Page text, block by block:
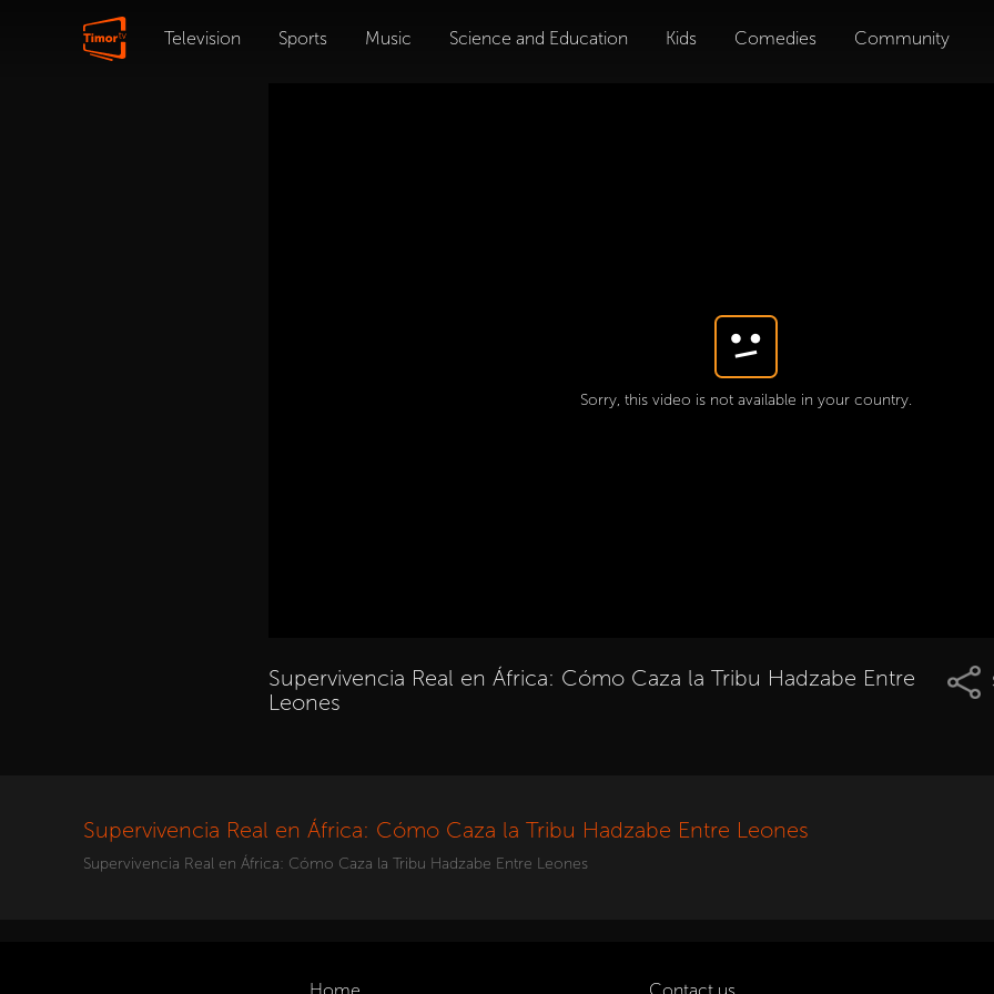
Television Sports Music Science and Education Kids Comedies Community
Sorry, this video is not available in your country.
Supervivencia Real en África: Cómo Caza la Tribu Hadzabe Entre
Leones
Supervivencia Real en África: Cómo Caza la Tribu Hadzabe Entre Leones
Supervivencia Real en África: Cómo Caza la Tribu Hadzabe Entre Leones